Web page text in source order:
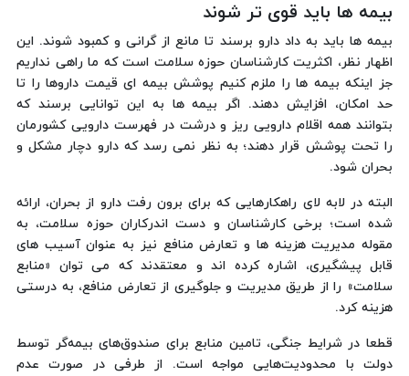
بیمه ها باید قوی تر شوند
بیمه ها باید به داد دارو برسند تا مانع از گرانی و کمبود شوند. این
اظهار نظر، اکثریت کارشناسان حوزه سلامت است که ما راهی نداریم
جز اینکه بیمه ها را ملزم کنیم پوشش بیمه ای قیمت داروها را تا
حد امکان، افزایش دهند. اگر بیمه ها به این توانایی برسند که
بتوانند همه اقلام دارویی ریز و درشت در فهرست دارویی کشورمان
را تحت پوشش قرار دهند؛ به نظر نمی رسد که دارو دچار مشکل و
بحران شود.
البته در لابه لای راهکارهایی که برای برون رفت دارو از بحران، ارائه
شده است؛ برخی کارشناسان و دست اندرکاران حوزه سلامت، به
مقوله مدیریت هزینه ها و تعارض منافع نیز به عنوان آسیب های
قابل پیشگیری، اشاره کرده اند و معتقدند که می توان «منابع
سلامت» را از طریق مدیریت و جلوگیری از تعارض منافع، به درستی
هزینه کرد.
قطعا در شرایط جنگی، تامین منابع برای صندوق‌های بیمه‌گر توسط
دولت با محدودیت‌هایی مواجه است. از طرفی در صورت عدم